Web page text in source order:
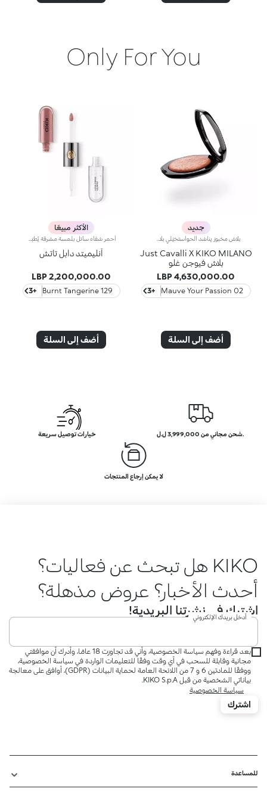
Only For You
جديد
Just Cavalli X KIKO MILANO
بلاش فيوجن غلو
4,630,000.00 LBP
02 Mauve Your Passion
+3
أضف إلى السلة
الأكثر مبيعًا
أنليميتد دابل تاتش
2,200,000.00 LBP
129 Burnt Tangerine
+3
أضف إلى السلة
.شحن مجاني من 3,999,000 ل.ل خيارات توصيل سريعة
لا يمكن إرجاع المنتجات
KIKO هل تبحث عن فعاليات؟
أحدث الأخبار؟ عروض مذهلة؟
اشترك في نشرتنا البريدية!
أدخل بريدك الإلكتروني
بعد قراءة وفهم سياسة الخصوصية، وأني قد تجاوزت 18 عامًا، وأدرك أن موافقتي
مجانية وقابلة للسحب في أي وقت وفقًا للتعليمات الواردة في سياسة الخصوصية،
ووفقًا للمادتين 6 و 7 من اللائحة العامة لحماية البيانات (GDPR)، أوافق على معالجة
بياناتي الشخصية من قبل KIKO S.p.A.
سياسة الخصوصية
اشترك
للمساعدة